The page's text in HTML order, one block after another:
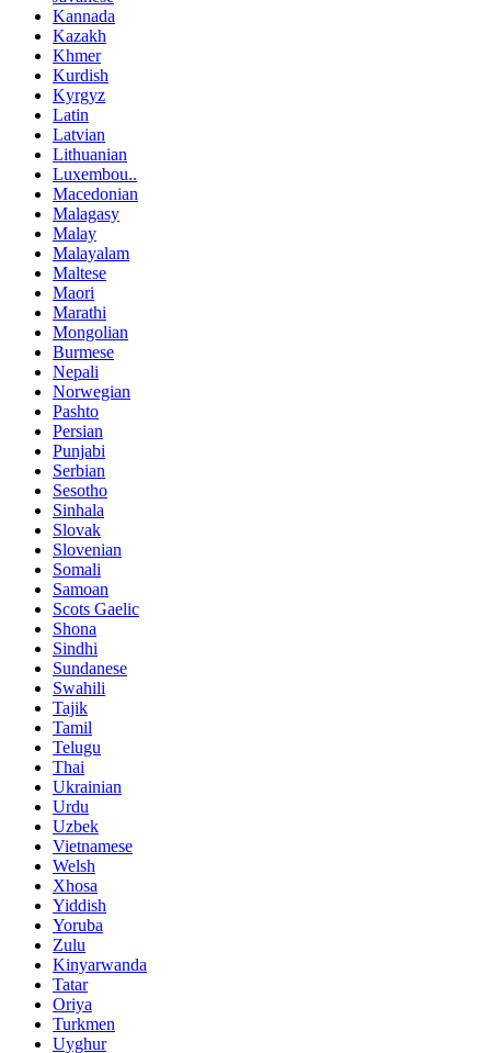
Kannada
Kazakh
Khmer
Kurdish
Kyrgyz
Latin
Latvian
Lithuanian
Luxembou..
Macedonian
Malagasy
Malay
Malayalam
Maltese
Maori
Marathi
Mongolian
Burmese
Nepali
Norwegian
Pashto
Persian
Punjabi
Serbian
Sesotho
Sinhala
Slovak
Slovenian
Somali
Samoan
Scots Gaelic
Shona
Sindhi
Sundanese
Swahili
Tajik
Tamil
Telugu
Thai
Ukrainian
Urdu
Uzbek
Vietnamese
Welsh
Xhosa
Yiddish
Yoruba
Zulu
Kinyarwanda
Tatar
Oriya
Turkmen
Uyghur